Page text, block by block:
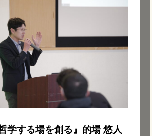
学する場を創る』的場 悠人